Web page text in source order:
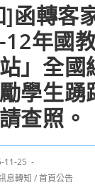
函轉客
-12年國
」全國
學生踴
查照。
11-25
息轉知 / 首頁公告